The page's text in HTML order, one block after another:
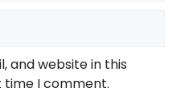
and website in this
I comment.